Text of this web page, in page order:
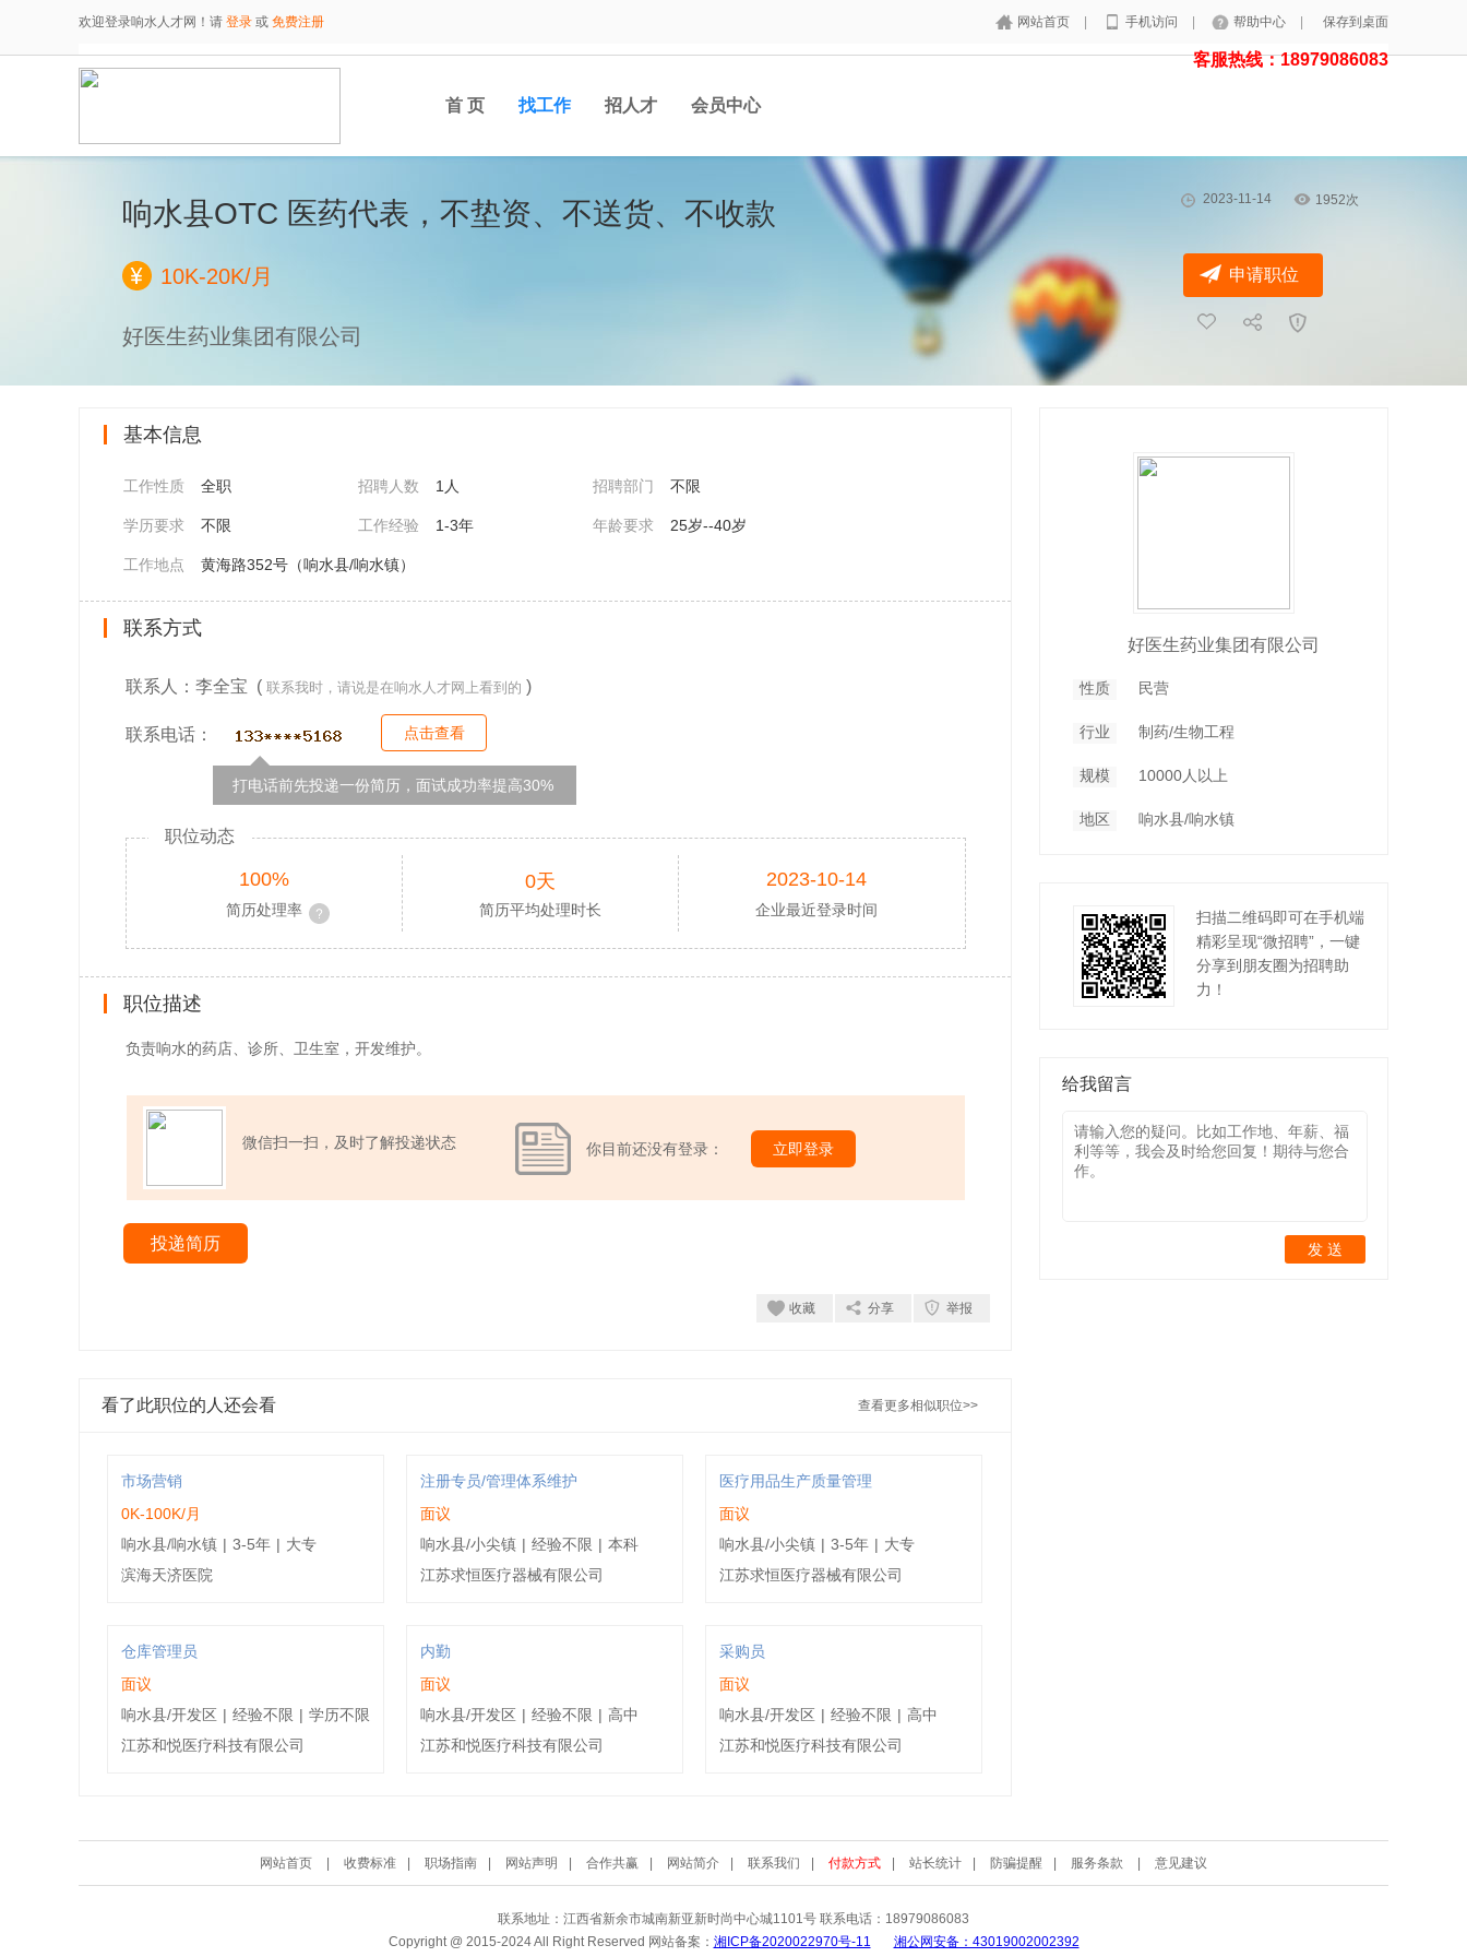
欢迎登录响水人才网！请 登录 或 免费注册 网站首页 手机访问 帮助中心 保存到桌面
客服热线：18979086083
首 页 找工作 招人才 会员中心
2023-11-14 1952次
响水县OTC 医药代表，不垫资、不送货、不收款
10K-20K/月
好医生药业集团有限公司
申请职位
基本信息
工作性质 全职 招聘人数 1人 招聘部门 不限
学历要求 不限 工作经验 1-3年 年龄要求 25岁--40岁
工作地点 黄海路352号（响水县/响水镇）
联系方式
联系人：李全宝 ( 联系我时，请说是在响水人才网上看到的 )
联系电话： 点击查看
打电话前先投递一份简历，面试成功率提高30%
职位动态
100%
简历处理率
0天
简历平均处理时长
2023-10-14
企业最近登录时间
职位描述
负责响水的药店、诊所、卫生室，开发维护。
微信扫一扫，及时了解投递状态 你目前还没有登录： 立即登录
投递简历
收藏 分享 举报
看了此职位的人还会看 查看更多相似职位>>
市场营销
0K-100K/月
响水县/响水镇 | 3-5年 | 大专
滨海天济医院
注册专员/管理体系维护
面议
响水县/小尖镇 | 经验不限 | 本科
江苏求恒医疗器械有限公司
医疗用品生产质量管理
面议
响水县/小尖镇 | 3-5年 | 大专
江苏求恒医疗器械有限公司
仓库管理员
面议
响水县/开发区 | 经验不限 | 学历不限
江苏和悦医疗科技有限公司
内勤
面议
响水县/开发区 | 经验不限 | 高中
江苏和悦医疗科技有限公司
采购员
面议
响水县/开发区 | 经验不限 | 高中
江苏和悦医疗科技有限公司
好医生药业集团有限公司
性质 民营
行业 制药/生物工程
规模 10000人以上
地区 响水县/响水镇
扫描二维码即可在手机端
精彩呈现“微招聘”，一键
分享到朋友圈为招聘助
力！
给我留言
发 送
网站首页 收费标准 职场指南 网站声明 合作共赢 网站简介 联系我们 付款方式 站长统计 防骗提醒 服务条款 意见建议
联系地址：江西省新余市城南新亚新时尚中心城1101号 联系电话：18979086083
Copyright @ 2015-2024 All Right Reserved 网站备案： 湘ICP备2020022970号-11 湘公网安备：43019002002392